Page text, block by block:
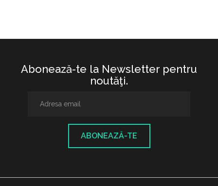
Abonează-te la Newsletter pentru
noutăţi.
ABONEAZĂ-TE